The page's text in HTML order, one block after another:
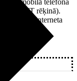
mobilā telefona
LMT rēķinā).
mobilā interneta